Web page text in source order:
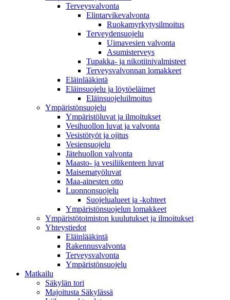
Terveysvalvonta
Elintarvikevalvonta
Ruokamyrkytysilmoitus
Terveydensuojelu
Uimavesien valvonta
Asumisterveys
Tupakka- ja nikotiinivalmisteet
Terveysvalvonnan lomakkeet
Eläinlääkintä
Eläinsuojelu ja löytöeläimet
Eläinsuojeluilmoitus
Ympäristönsuojelu
Ympäristöluvat ja ilmoitukset
Vesihuollon luvat ja valvonta
Vesistötyöt ja ojitus
Vesiensuojelu
Jätehuollon valvonta
Maasto- ja vesiliikenteen luvat
Maisematyöluvat
Maa-ainesten otto
Luonnonsuojelu
Suojelualueet ja -kohteet
Ympäristönsuojelun lomakkeet
Ympäristötoimiston kuulutukset ja ilmoitukset
Yhteystiedot
Eläinlääkintä
Rakennusvalvonta
Terveysvalvonta
Ympäristönsuojelu
Mat­kailu
Säkylän tori
Majoitusta Säkylässä